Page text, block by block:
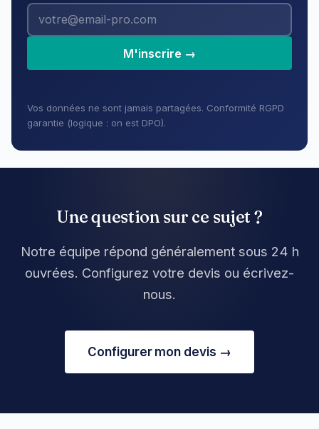
M'inscrire →
Vos données ne sont jamais partagées. Conformité RGPD
garantie (logique : on est DPO).
Une question sur ce sujet ?
Notre équipe répond généralement sous 24 h
ouvrées. Configurez votre devis ou écrivez-
nous.
Configurer mon devis →